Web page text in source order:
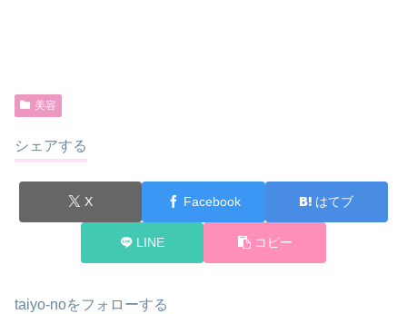
美容
シェアする
X Facebook はてブ
LINE コピー
taiyo-noをフォローする